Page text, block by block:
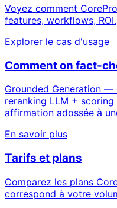
Voyez comment
features, workflows, ROI.
Explorer le cas d'usage
Comment on fact-
Grounded Generation —
reranking LLM +
affirmation adossée à
En savoir plus
Tarifs et plans
Comparez les plans
correspond à votre